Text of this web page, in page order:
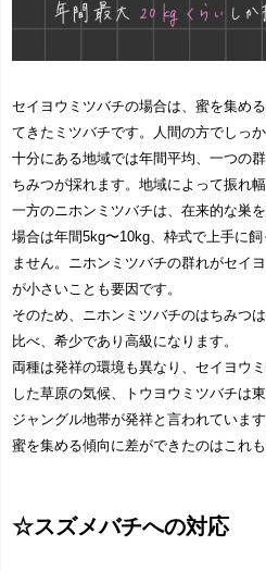
セイヨウミツバチの場合は、蜜を集め
てきたミツバチです。人間の方でしっ
十分にある地域では年間平均、一つの
ちみつが採れます。地域によって振れ幅
一方のニホンミツバチは、在来的な巣
場合は年間5kg〜10kg、枠式で上手に
ません。ニホンミツバチの群れがセイ
が小さいことも要因です。
そのため、ニホンミツバチのはちみつ
比べ、希少であり高級になります。
両種は発祥の環境も異なり、セイヨウ
した草原の気候、トウヨウミツバチは
ジャングル地帯が発祥と言われています
蜜を集める傾向に差ができたのはこれも
☆スズメバチへの対応